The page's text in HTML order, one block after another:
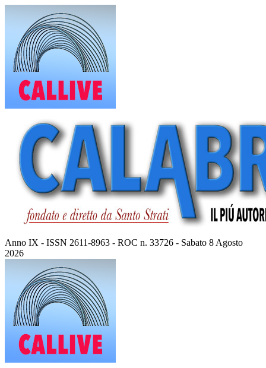
contenuto
Anno IX - ISSN 2611-8963 - ROC n. 33726 - Sabato 8 Agosto
2026